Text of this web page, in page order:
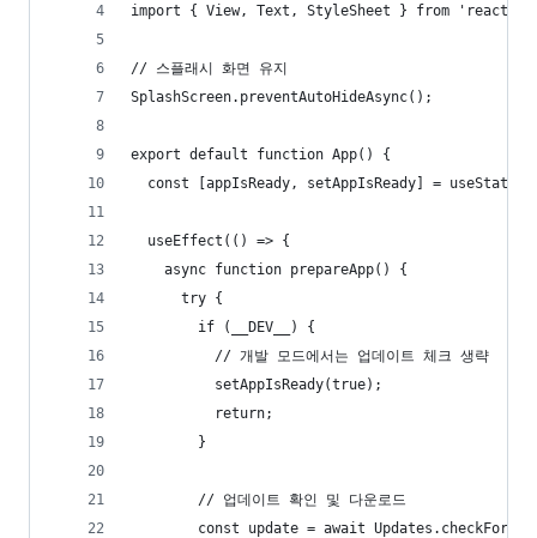
import { View, Text, StyleSheet } from 'react-
// 스플래시 화면 유지
SplashScreen.preventAutoHideAsync();
export default function App() {
const [appIsReady, setAppIsReady] =
  useEffect(() => {
    async function prepareApp() {
      try {
        if (__DEV__) {
          // 개발 모드에서는 업데이트 체크 생략
          setAppIsReady(true);
          return;
        }
        // 업데이트 확인 및 다운로드
const update = await